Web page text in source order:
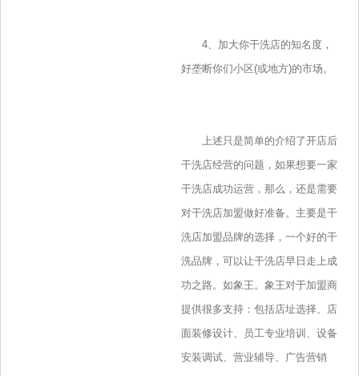
4、加大你干洗店的知名度，
好垄断你们小区(或地方)的市场。
上述只是简单的介绍了开店后
干洗店经营的问题，如果想要一家
干洗店成功运营，那么，还是需要
对干洗店加盟做好准备。主要是干
洗店加盟品牌的选择，一个好的干
洗品牌，可以让干洗店早日走上成
功之路。如象王。象王对于加盟商
提供很多支持：包括店址选择、店
面装修设计、员工专业培训、设备
安装调试、营业辅导、广告营销